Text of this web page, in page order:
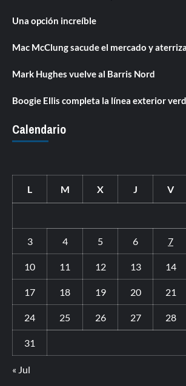
Una opción increíble
Mac McClung sacude el mercado y
Mark Hughes vuelve al Barris Nord
Boogie Ellis completa la línea exterior
Calendario
L M X J V
3 4 5 6 7
10 11 12 13 14
17 18 19 20 21
24 25 26 27 28
31
« Jul